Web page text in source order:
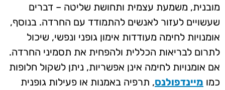
מובנית, משמעת עצמית ותחושת שליטה – דברים
שעשויים לעזור לאנשים להתמודד עם החרדה. בנוסף,
אומנויות לחימה מעודדות אימון גופני ונפשי, שיכול
לתרום לבריאות הכללית ולהפחית את תסמיני החרדה.
אם אומנויות לחימה אינן אפשריות, ניתן לשקול חלופות
כמו מיינדפולנס, תרפיה באמנות או פעילות גופנית